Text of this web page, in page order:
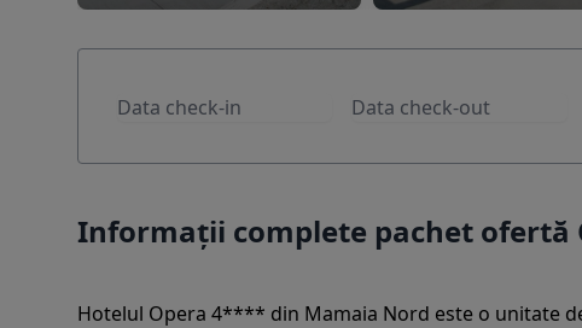
Informații complete pachet ofertă
Hotelul Opera 4**** din Mamaia Nord este o unitate